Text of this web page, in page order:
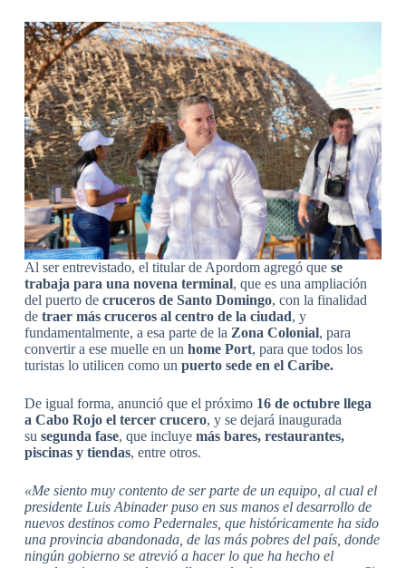
Al ser entrevistado, el titular de Apordom agregó que se
trabaja para una novena terminal, que es una ampliación
del puerto de cruceros de Santo Domingo, con la finalidad
de traer más cruceros al centro de la ciudad, y
fundamentalmente, a esa parte de la Zona Colonial, para
convertir a ese muelle en un home Port, para que todos los
turistas lo utilicen como un puerto sede en el Caribe.
De igual forma, anunció que el próximo 16 de octubre llega
a Cabo Rojo el tercer crucero, y se dejará inaugurada
su segunda fase, que incluye más bares, restaurantes,
piscinas y tiendas, entre otros.
«Me siento muy contento de ser parte de un equipo, al cual el
presidente Luis Abinader puso en sus manos el desarrollo de
nuevos destinos como Pedernales, que históricamente ha sido
una provincia abandonada, de las más pobres del país, donde
ningún gobierno se atrevió a hacer lo que ha hecho el